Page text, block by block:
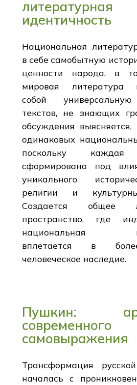
литературная
идентичность
Национальная
в себе самобытную
ценности народа, в
мировая литература
собой
текстов, не знающих
обсуждения
одинаковых
поскольку
сформирована под
уникального
религии и
Создается общее
пространство, где
национальная
вплетается в
человеческое наследие.
Пушкин:
современного
самовыражения
Трансформация
началась с